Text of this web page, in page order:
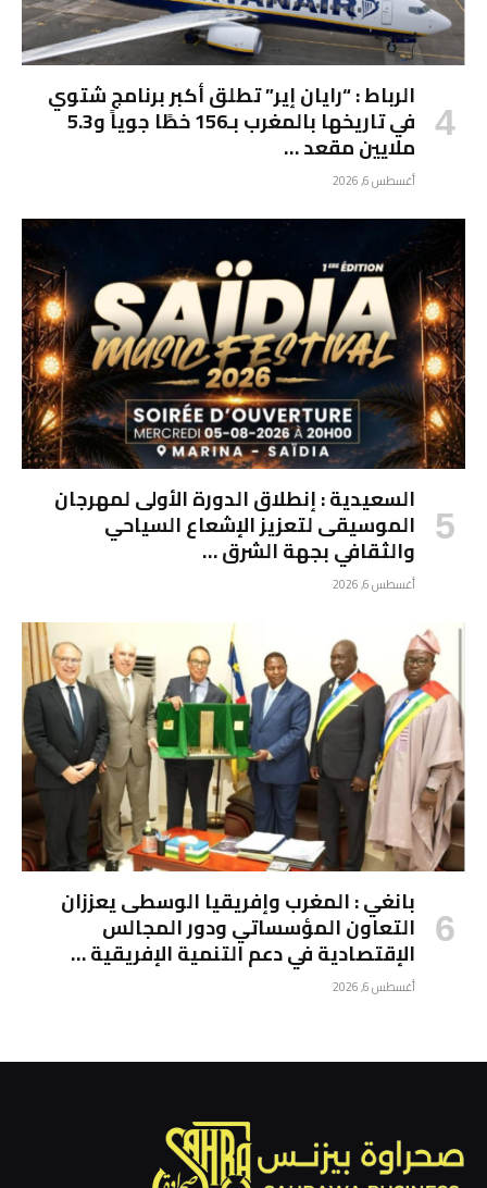
الرباط : “رايان إير” تطلق أكبر برنامج شتوي
في تاريخها بالمغرب بـ156 خطًا جوياً و5.3
ملايين مقعد …
أغسطس 6, 2026
السعيدية : إنطلاق الدورة الأولى لمهرجان
الموسيقى لتعزيز الإشعاع السياحي
والثقافي بجهة الشرق …
أغسطس 6, 2026
بانغي : المغرب وإفريقيا الوسطى يعززان
التعاون المؤسساتي ودور المجالس
الإقتصادية في دعم التنمية الإفريقية …
أغسطس 6, 2026